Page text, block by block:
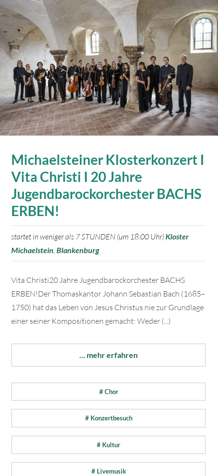
Michaelsteiner Klosterkonzert I
Vita Christi I 20 Jahre
Jugendbarockorchester BACHS
ERBEN!
startet in weniger als 7 STUNDEN (um 18:00 Uhr)Kloster
Michaelstein Blankenburg
Vita Christi20 Jahre Jugendbarockorchester BACHS
ERBEN!Der Thomaskantor Johann Sebastian Bach (1685–
1750) hat das Leben von Jesus Christus nie zur Grundlage
einer seiner Kompositionen gemacht: Weder (...)
... mehr erfahren
# Chor
# Konzertbesuch
# Kultur
# Livemusik